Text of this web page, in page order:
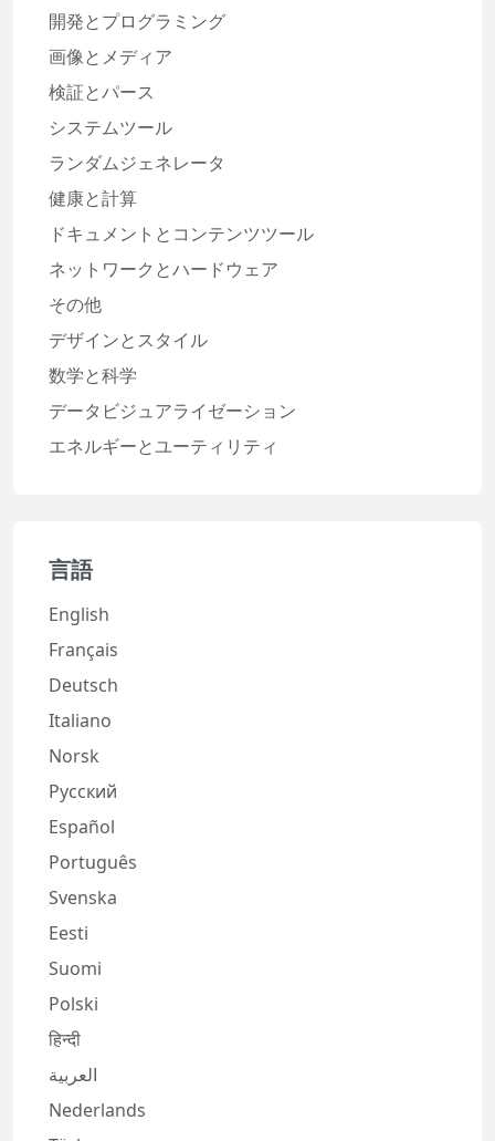
開発とプログラミング
画像とメディア
検証とパース
システムツール
ランダムジェネレータ
健康と計算
ドキュメントとコンテンツツール
ネットワークとハードウェア
その他
デザインとスタイル
数学と科学
データビジュアライゼーション
エネルギーとユーティリティ
言語
English
Français
Deutsch
Italiano
Norsk
Русский
Español
Português
Svenska
Eesti
Suomi
Polski
हिन्दी
العربية
Nederlands